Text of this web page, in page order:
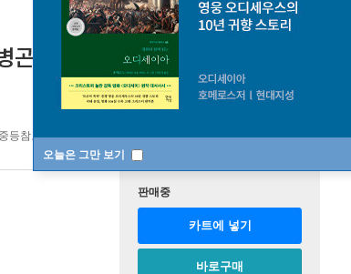
오늘은 그만 보기
곤 (2026년용) 개념 잡고 성적 올리는 필
중등참고서 top100 1주
판매중
카트에 넣기
바로구매